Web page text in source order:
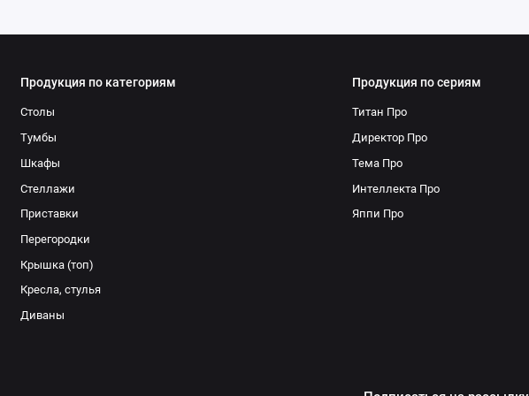
Продукция по категориям
Столы
Тумбы
Шкафы
Стеллажи
Приставки
Перегородки
Крышка (топ)
Кресла, стулья
Диваны
Продукция по сериям
Титан Про
Директор Про
Тема Про
Интеллекта Про
Яппи Про